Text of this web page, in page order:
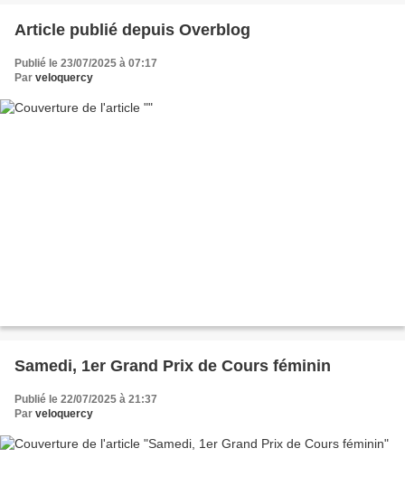
Article publié depuis Overblog
Publié le 23/07/2025 à 07:17
Par veloquercy
Samedi, 1er Grand Prix de Cours féminin
Publié le 22/07/2025 à 21:37
Par veloquercy